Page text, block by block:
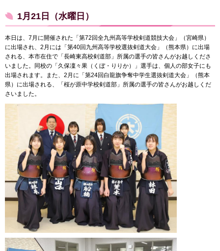
1月21日（水曜日）
本日は、7月に開催された「第72回全九州高等学校剣道競技大会」（宮崎県）
に出場され、2月には「第40回九州高等学校選抜剣道大会」（熊本県）に出場
される、本市在住で「長崎東高校剣道部」所属の選手の皆さんがお越しくださ
いました。同校の「久保凜々果（くぼ・りりか）」選手は、個人の部女子にも
出場されます。また、2月に「第24回白龍旗争奪中学生選抜剣道大会」（熊本
県）に出場される、「桜が原中学校剣道部」所属の選手の皆さんがお越しくだ
さいました。